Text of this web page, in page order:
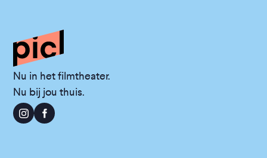
Nu in het filmtheater.
Nu bij jou thuis.